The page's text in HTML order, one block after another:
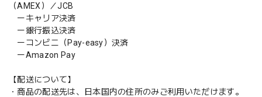
（AMEX）／JCB
ーキャリア決済
ー銀行振込決済
ーコンビニ（Pay-easy）決済
ーAmazon Pay
【配送について】
・商品の配送先は、日本国内の住所のみご利用いただけます。